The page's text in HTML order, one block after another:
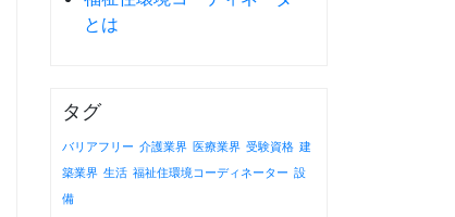
とは
タグ
バリアフリー 介護業界 医療業界 受験資格 建
築業界 生活 福祉住環境コーディネーター 設
備